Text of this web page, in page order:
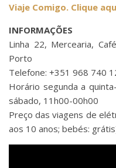
Viaje Comigo. Clique
INFORMAÇÕES
Linha 22, Mercearia,
Porto
Telefone: +351 968 740
Horário segunda a
sábado, 11h00-00h00
Preço das viagens de
aos 10 anos; bebés: